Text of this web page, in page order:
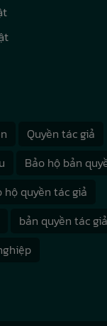
Quyền tác giả
Bảo hộ bản
hộ quyền tác giả
bản quyền tác giả